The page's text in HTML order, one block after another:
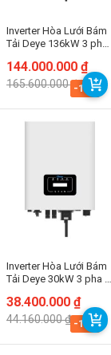
Inverter Hòa Lưới Bám
Tải Deye 136kW 3 pha
165.600.000₫
Giá
gốc
là:
165.600.000 ₫.
144.000.000 ₫
Giá
hiện
tại
144.000.000 ₫.
-13%
Inverter Hòa Lưới Bám
Tải Deye 30kW 3 pha |
44.160.000₫
Giá
gốc
là:
44.160.000 ₫.
38.400.000 ₫
Giá
hiện
tại
38.400.000 ₫.
-13%